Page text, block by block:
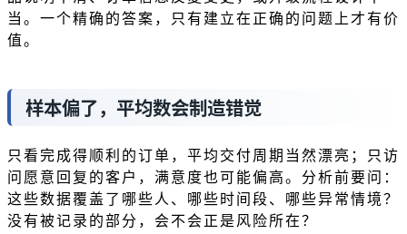
当。一个精确的答案，只有建立在正确的问题上才有价
值。
样本偏了，平均数会制造错觉
只看完成得顺利的订单，平均交付周期当然漂亮；只访
问愿意回复的客户，满意度也可能偏高。分析前要问：
这些数据覆盖了哪些人、哪些时间段、哪些异常情境？
没有被记录的部分，会不会正是风险所在？